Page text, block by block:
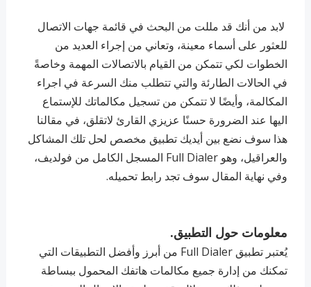
لابد من أنك قد مللت من البحث في قائمة جهات الاتصال
للعثور على أسماء معينة، وتعاني من إجراء العديد من
الخطوات لكي تتمكن من القيام بالاتصالات المهمة وخاصةً
في الحالات الطارئة والتي تتطلب منك السرعة في اجراء
المكالمة، وأيضًا لا تتمكن من تسجيل مكالماتك للإستماع
اليها عند الضرورة حسنًا عزيزي القارئ لاتقلق، في مقالنا
هذا سوف نضع بين أيديك تطبيق مخصص لحل تلك المشاكل
والعراقيل، وهو Full Dialer المسجل الكامل من فولديف،
وفي نهاية المقال سوف تجد رابط تحميله.
معلومات حول التطبيق.
يُعتبر تطبيق Full Dialer من أبرز وأفضل التطبيقات التي
تمكنك من إدارة جميع مكالمات هاتفك المحمول ببساطة